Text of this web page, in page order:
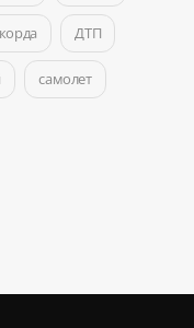
ДТП
самолет